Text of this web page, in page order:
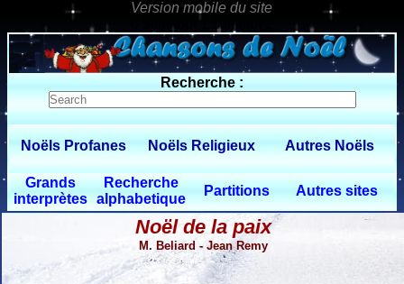
0 $limitbot 1 $limittot 2
Recherche :
Noëls Profanes Noëls Religieux Autres Noëls
Grands
interprètes
Recherche
alphabetique
Partitions Autres sites
Noël de la paix
M. Beliard - Jean Remy